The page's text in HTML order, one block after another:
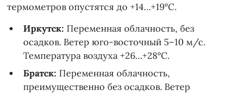
термометров опустятся до +14…+19°С.
Иркутск: Переменная облачность, без
осадков. Ветер юго-восточный 5–10 м/с.
Температура воздуха +26…+28°С.
Братск: Переменная облачность,
преимущественно без осадков. Ветер